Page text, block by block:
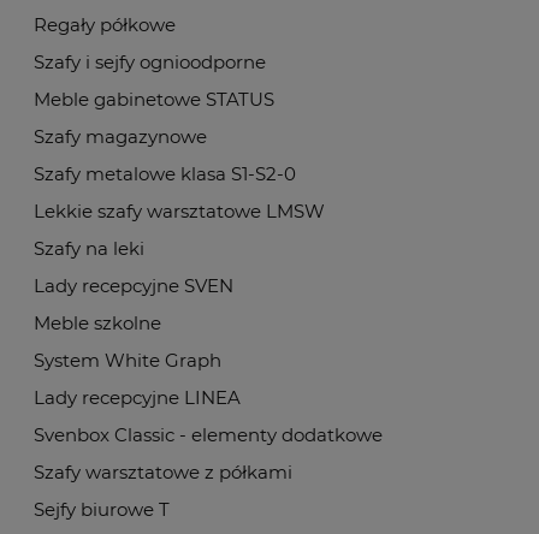
Regały półkowe
Szafy i sejfy ognioodporne
Meble gabinetowe STATUS
Szafy magazynowe
Szafy metalowe klasa S1-S2-0
Lekkie szafy warsztatowe LMSW
Szafy na leki
Lady recepcyjne SVEN
Meble szkolne
System White Graph
Lady recepcyjne LINEA
Svenbox Classic - elementy dodatkowe
Szafy warsztatowe z półkami
Sejfy biurowe T